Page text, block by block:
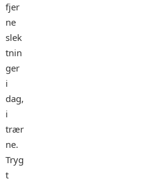
fjer
ne
slek
tnin
ger
i
dag,
i
trær
ne.
Tryg
t